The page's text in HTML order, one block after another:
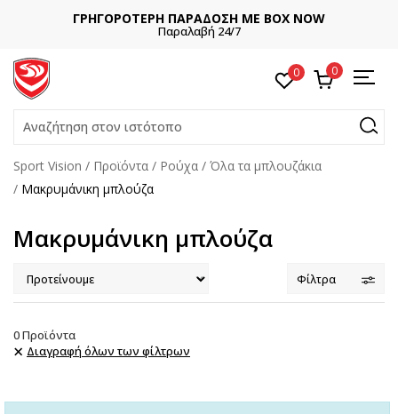
ΓΡΗΓΟΡΟΤΕΡΗ ΠΑΡΑΔΟΣΗ ΜΕ BOX NOW
Παραλαβή 24/7
0 0
Αναζήτηση στον ιστότοπο
Sport Vision Προϊόντα Ρούχα
Όλα τα μπλουζάκια
Μακρυμάνικη μπλούζα
Μακρυμάνικη μπλούζα
Φίλτρα
0Προϊόντα
Διαγραφή όλων των φίλτρων